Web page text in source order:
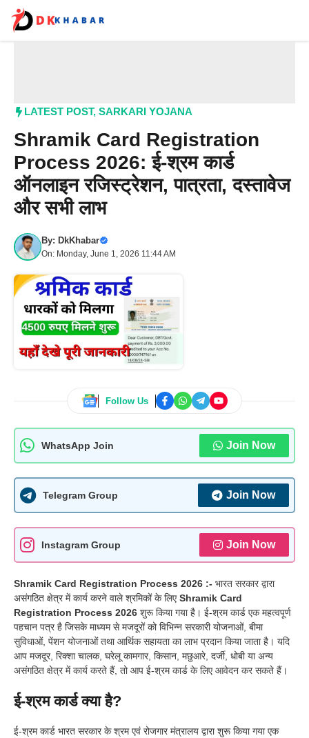
content
LATEST POST, SARKARI YOJANA
Shramik Card Registration
Process 2026: ई-श्रम कार्ड
ऑनलाइन रजिस्ट्रेशन, पात्रता, दस्तावेज
और सभी लाभ
By: DkKhabar
On: Monday, June 1, 2026 11:44 AM
Follow Us
WhatsApp Join Join Now
Telegram Group Join Now
Instagram Group Join Now
Shramik Card Registration Process 2026 :- भारत सरकार द्वारा
असंगठित क्षेत्र में कार्य करने वाले श्रमिकों के लिएShramik Card
Registration Process 2026 शुरू किया गया है। ई-श्रम कार्ड एक महत्वपूर्ण
पहचान पत्र है जिसके माध्यम से मजदूरों को विभिन्न सरकारी योजनाओं, बीमा
सुविधाओं, पेंशन योजनाओं तथा आर्थिक सहायता का लाभ प्रदान किया जाता है। यदि
आप मजदूर, रिक्शा चालक, घरेलू कामगार, किसान, मछुआरे, दर्जी, धोबी या अन्य
असंगठित क्षेत्र में कार्य करते हैं, तो आप ई-श्रम कार्ड के लिए आवेदन कर सकते हैं।
ई-श्रम कार्ड क्या है?
ई-श्रम कार्ड भारत सरकार के श्रम एवं रोजगार मंत्रालय द्वारा शुरू किया गया एक